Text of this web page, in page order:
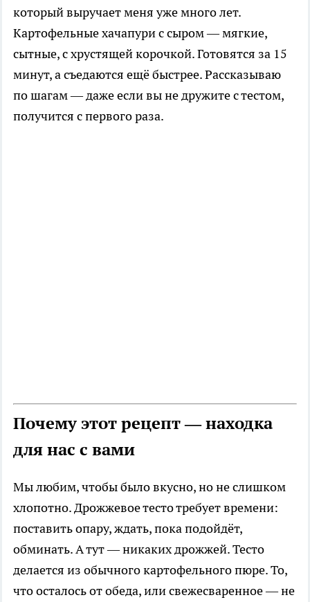
который выручает меня уже много лет.
Картофельные хачапури с сыром — мягкие,
сытные, с хрустящей корочкой. Готовятся за 15
минут, а съедаются ещё быстрее. Рассказываю
по шагам — даже если вы не дружите с тестом,
получится с первого раза.
Почему этот рецепт — находка
для нас с вами
Мы любим, чтобы было вкусно, но не слишком
хлопотно. Дрожжевое тесто требует времени:
поставить опару, ждать, пока подойдёт,
обминать. А тут — никаких дрожжей. Тесто
делается из обычного картофельного пюре. То,
что осталось от обеда, или свежесваренное — не